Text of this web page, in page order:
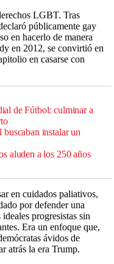
LGBT. Tras
públicamente gay
en hacerlo de manera
en 2012, se convirtió en
en casarse con
de Fútbol: culminar a
instalar un
aluden a los 250 años
en cuidados paliativos,
por defender una
progresistas sin
Era un enfoque que,
ávidos de
atrás la era Trump.